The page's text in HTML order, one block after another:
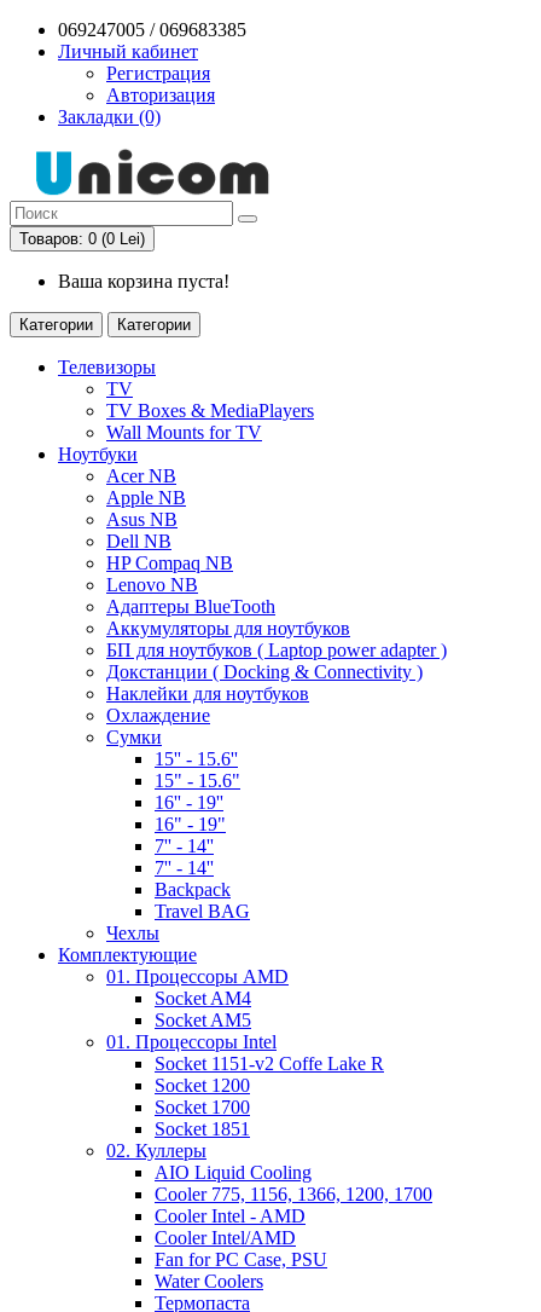
069247005 / 069683385
Личный кабинет
Регистрация
Авторизация
Закладки (0)
Товаров: 0 (0 Lei)
Ваша корзина пуста!
Категории Категории
Телевизоры
TV
TV Boxes & MediaPlayers
Wall Mounts for TV
Ноутбуки
Acer NB
Apple NB
Asus NB
Dell NB
HP Compaq NB
Lenovo NB
Адаптеры BlueTooth
Аккумуляторы для ноутбуков
БП для ноутбуков ( Laptop power adapter )
Докстанции ( Docking & Connectivity )
Наклейки для ноутбуков
Охлаждение
Сумки
15'' - 15.6''
15" - 15.6"
16'' - 19''
16" - 19"
7'' - 14''
7'' - 14''
Backpack
Travel BAG
Чехлы
Комплектующие
01. Процессоры AMD
Socket AM4
Socket AM5
01. Процессоры Intel
Socket 1151-v2 Coffe Lake R
Socket 1200
Socket 1700
Socket 1851
02. Куллеры
AIO Liquid Cooling
Cooler 775, 1156, 1366, 1200, 1700
Cooler Intel - AMD
Cooler Intel/AMD
Fan for PC Case, PSU
Water Coolers
Термопаста